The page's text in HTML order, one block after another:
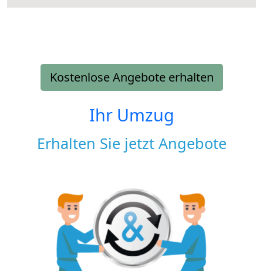
Kostenlose Angebote erhalten
Ihr Umzug
Erhalten Sie jetzt Angebote